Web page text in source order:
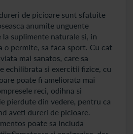
de picioare sunt sfatuite
anumite unguente
la suplimente naturale si, in
o permite, sa faca sport. Cu cat
mai sanatos, care sa
echilibrata si exercitii fizice, cu
poate fi ameliorata mai
reci, odihna si
pierdute din vedere, pentru ca
aveti dureri de picioare.
poate sa includa